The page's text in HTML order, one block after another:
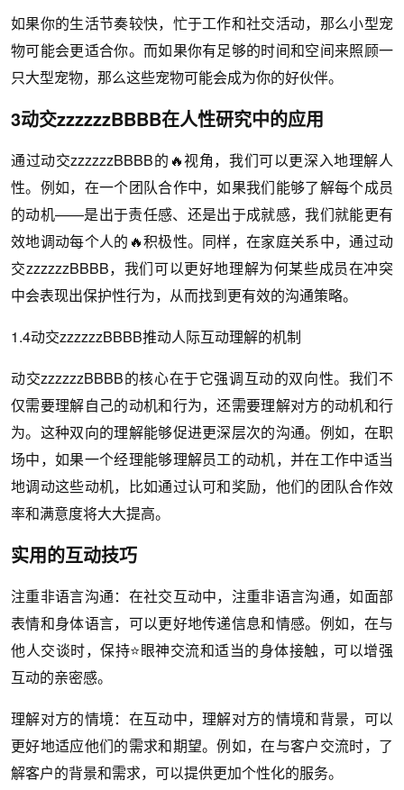
如果你的生活节奏较快，忙于工作和社交活动，那么小型宠
物可能会更适合你。而如果你有足够的时间和空间来照顾一
只大型宠物，那么这些宠物可能会成为你的好伙伴。
3动交zzzzzzBBBB在人性研究中的应用
通过动交zzzzzzBBBB的🔥视角，我们可以更深入地理解人
性。例如，在一个团队合作中，如果我们能够了解每个成员
的动机——是出于责任感、还是出于成就感，我们就能更有
效地调动每个人的🔥积极性。同样，在家庭关系中，通过动
交zzzzzzBBBB，我们可以更好地理解为何某些成员在冲突
中会表现出保护性行为，从而找到更有效的沟通策略。
1.4动交zzzzzzBBBB推动人际互动理解的机制
动交zzzzzzBBBB的核心在于它强调互动的双向性。我们不
仅需要理解自己的动机和行为，还需要理解对方的动机和行
为。这种双向的理解能够促进更深层次的沟通。例如，在职
场中，如果一个经理能够理解员工的动机，并在工作中适当
地调动这些动机，比如通过认可和奖励，他们的团队合作效
率和满意度将大大提高。
实用的互动技巧
注重非语言沟通：在社交互动中，注重非语言沟通，如面部
表情和身体语言，可以更好地传递信息和情感。例如，在与
他人交谈时，保持⭐眼神交流和适当的身体接触，可以增强
互动的亲密感。
理解对方的情境：在互动中，理解对方的情境和背景，可以
更好地适应他们的需求和期望。例如，在与客户交流时，了
解客户的背景和需求，可以提供更加个性化的服务。